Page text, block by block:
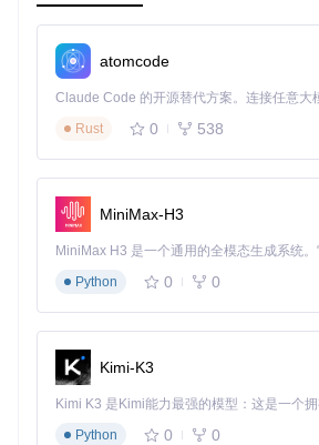
atomcode
Rust
0 538
MiniMax-H3
Python
0 0
Kimi-K3
Python
0 0